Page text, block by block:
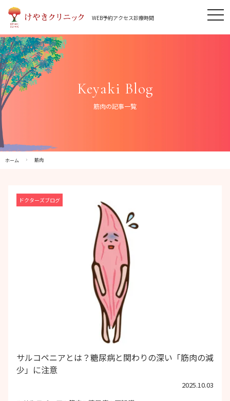
Skip
content
WEB予約アクセス診療時間
Keyaki Blog
筋肉の記事一覧
ホーム 筋肉
ドクターズブログ
サルコペニアとは？糖尿病と関わりの深い「筋肉の減
少」に注意
2025.10.03